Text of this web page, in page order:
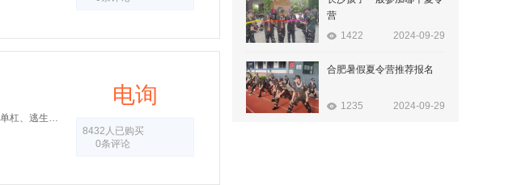
成都龙泉百工堰拓展基地可开展的高空和地面培训项目包括：天梯、断桥、单杠、逃生墙、信任背摔、生死电网、核弹危机、孤岛求生、七巧板等20余项。
电询
8432人已购买
0条评论
营
1422
2024-09-29
合肥暑假夏令营推荐报名
1235 2024-09-29